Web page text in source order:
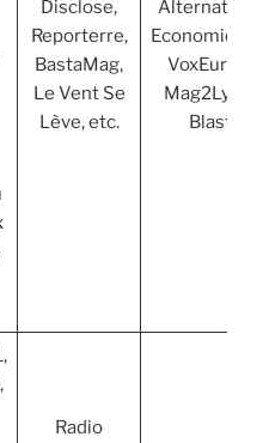
Disclose,
Reporterre,
BastaMag,
Le Vent Se
Lève, etc.
Alternatives
VoxEurop,
Mag2Lyon,
Blast
Radio